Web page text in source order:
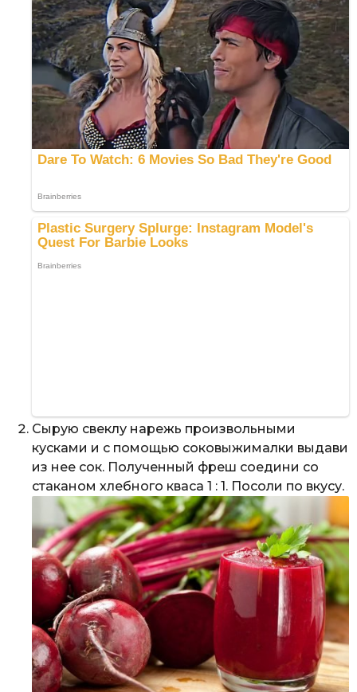
Сырую свеклу нарежь произвольными
кусками и с помощью соковыжималки выдави
из нее сок. Полученный фреш соедини со
стаканом хлебного кваса 1 : 1. Посоли по вкусу.